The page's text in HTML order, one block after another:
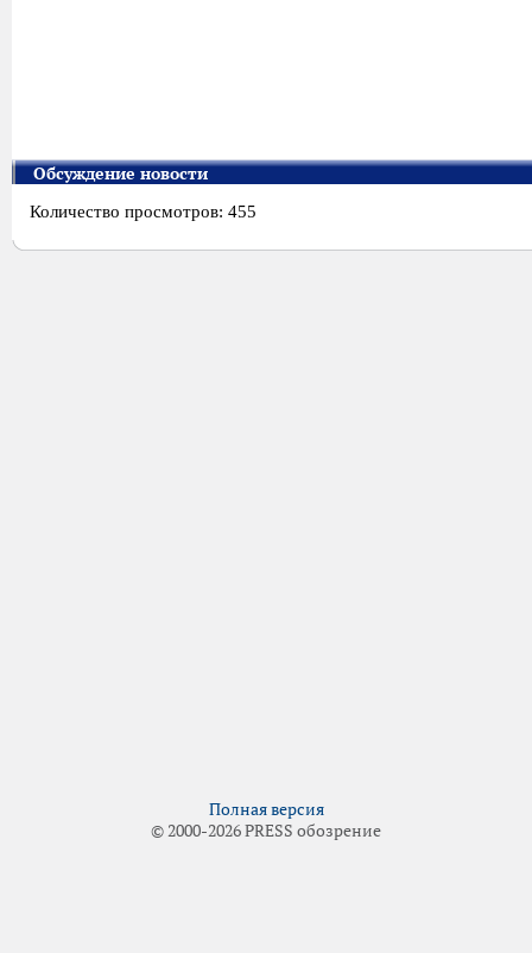
Обсуждение новости
Количество просмотров: 455
Полная версия
© 2000-2026 PRESS обозрение